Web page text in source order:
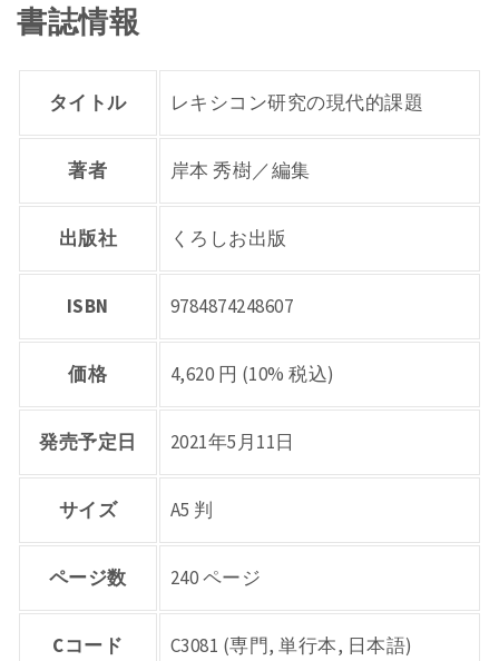
書誌情報
タイトル レキシコン研究の現代的課題
著者 岸本 秀樹／編集
出版社 くろしお出版
ISBN 9784874248607
価格 4,620 円 (10% 税込)
発売予定日 2021年5月11日
サイズ A5 判
ページ数 240 ページ
Cコード C3081 (専門, 単行本, 日本語)